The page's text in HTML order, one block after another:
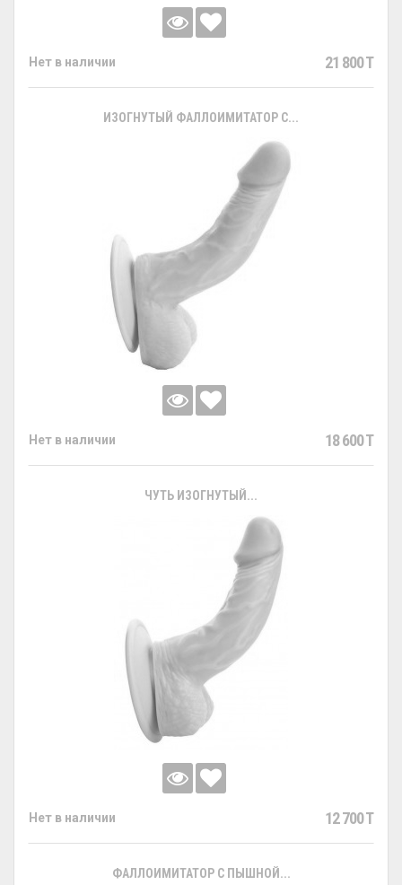
Нет в наличии 21 800 T
ИЗОГНУТЫЙ ФАЛЛОИМИТАТОР С...
Нет в наличии 18 600 T
ЧУТЬ ИЗОГНУТЫЙ...
Нет в наличии 12 700 T
ФАЛЛОИМИТАТОР С ПЫШНОЙ...